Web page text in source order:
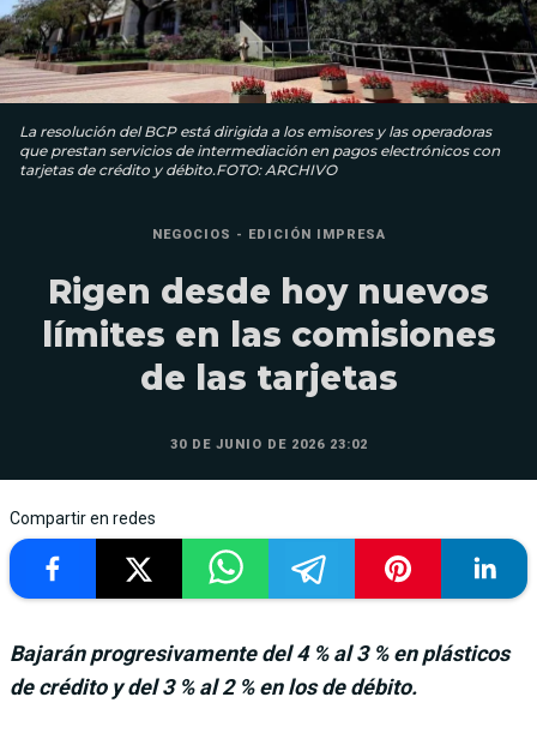
La resolución del BCP está dirigida a los emisores y las operadoras
que prestan servicios de intermediación en pagos electrónicos con
tarjetas de crédito y débito.FOTO: ARCHIVO
NEGOCIOS - EDICIÓN IMPRESA
Rigen desde hoy nuevos
límites en las comisiones
de las tarjetas
30 DE JUNIO DE 2026 23:02
Compartir en redes
Bajarán progresivamente del 4 % al 3 % en plásticos
de crédito y del 3 % al 2 % en los de débito.